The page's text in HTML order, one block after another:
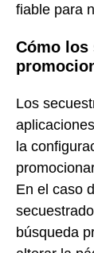
fiable para
Cómo los
Los
la
En el caso
búsqueda